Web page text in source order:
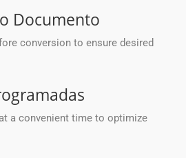
Documento
conversion to ensure desired
a convenient time to optimize